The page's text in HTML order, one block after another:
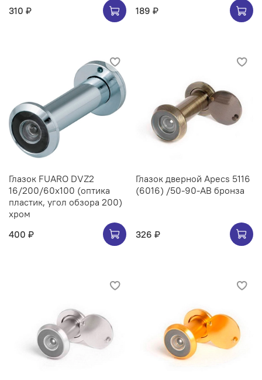
310 ₽ 189 ₽
Глазок FUARO DVZ2
16/200/60x100 (оптика
пластик, угол обзора 200)
хром
400 ₽
Глазок дверной Apecs 5116
(6016) /50-90-AB бронза
326 ₽